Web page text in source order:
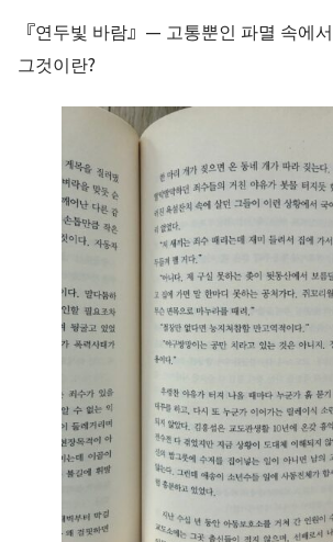
『연두빛 바람』— 고통뿐인 파멸 속에
그것이란?